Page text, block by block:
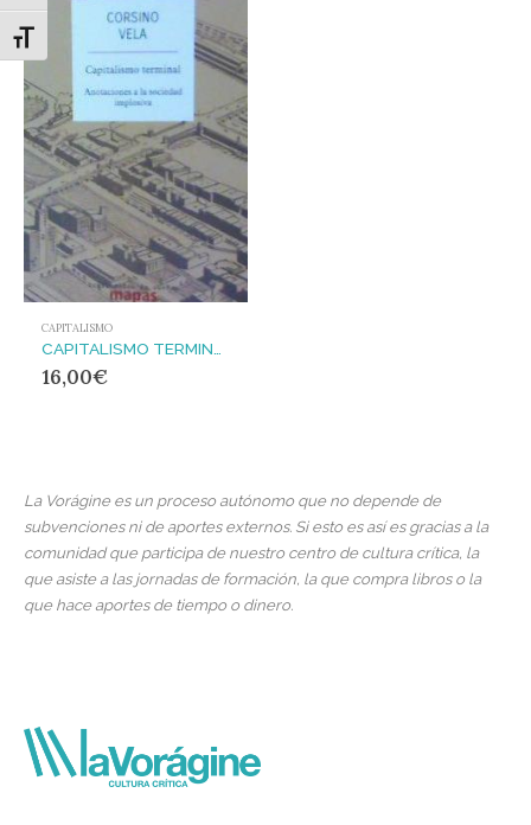
Alternar tamaño de letra
CAPITALISMO
CAPITALISMO TERMINAL : ANOTACIONES A LA SOCIEDAD IMPLOSIVA
16,00€
La Vorágine es un proceso autónomo que no depende de
subvenciones ni de aportes externos. Si esto es así es gracias a la
comunidad que participa de nuestro centro de cultura crítica, la
que asiste a las jornadas de formación, la que compra libros o la
que hace aportes de tiempo o dinero.